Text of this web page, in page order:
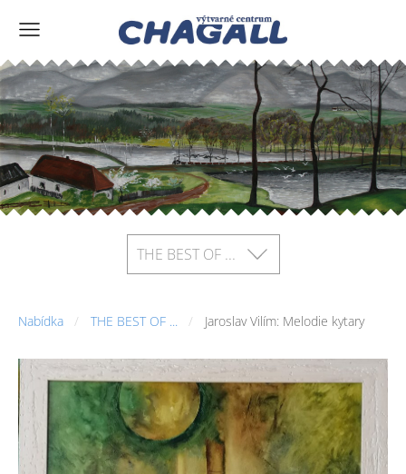
THE BEST OF ...
Nabídka THE BEST OF ... Jaroslav Vilím: Melodie kytary